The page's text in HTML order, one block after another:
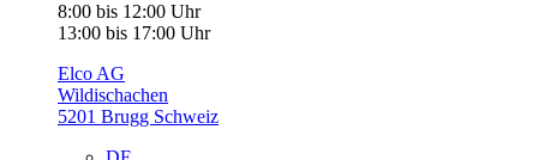
8:00 bis 12:00 Uhr
13:00 bis 17:00 Uhr
Elco AG
Wildischachen
5201 Brugg Schweiz